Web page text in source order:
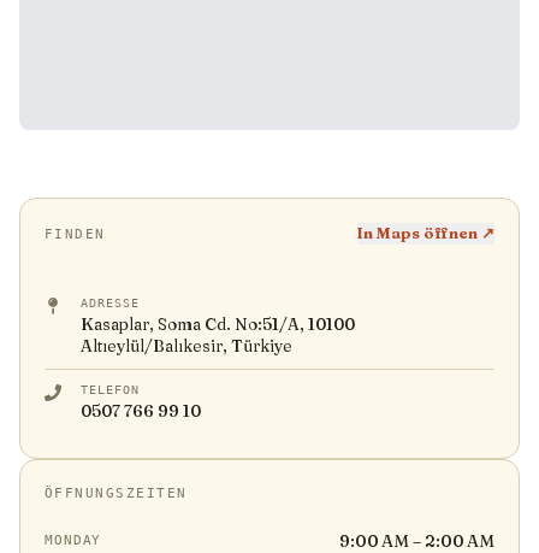
FINDEN In Maps öffnen ↗
ADRESSE
Kasaplar, Soma Cd. No:51/A, 10100
Altıeylül/Balıkesir, Türkiye
TELEFON
0507 766 99 10
ÖFFNUNGSZEITEN
MONDAY 9:00 AM – 2:00 AM